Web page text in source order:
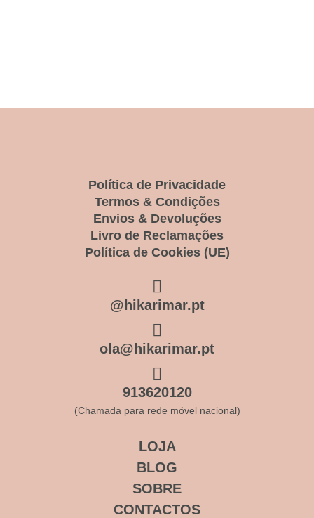
Política de Privacidade
Termos & Condições
Envios & Devoluções
Livro de Reclamações
Política de Cookies (UE)
@hikarimar.pt
ola@hikarimar.pt
913620120
(Chamada para rede móvel nacional)
LOJA
BLOG
SOBRE
CONTACTOS